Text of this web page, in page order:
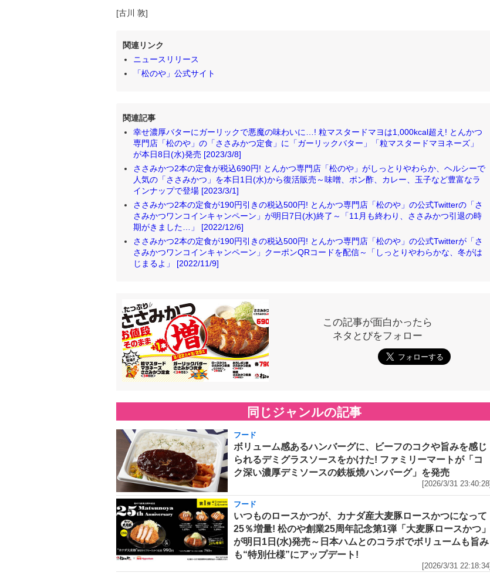
[古川 敦]
関連リンク
ニュースリリース
「松のや」公式サイト
関連記事
幸せ濃厚バターにガーリックで悪魔の味わいに…! 粒マスタードマヨは1,000kcal超え! とんかつ
専門店「松のや」の「ささみかつ定食」に「ガーリックバター」「粒マスタードマヨネーズ」
が本日8日(水)発売 [2023/3/8]
ささみかつ2本の定食が税込690円! とんかつ専門店「松のや」がしっとりやわらか、ヘルシーで
人気の「ささみかつ」を本日1日(水)から復活販売～味噌、ポン酢、カレー、玉子など豊富なラ
インナップで登場 [2023/3/1]
ささみかつ2本の定食が190円引きの税込500円! とんかつ専門店「松のや」の公式Twitterの「さ
さみかつワンコインキャンペーン」が明日7日(水)終了～「11月も終わり、ささみかつ引退の時
期がきました…」 [2022/12/6]
ささみかつ2本の定食が190円引きの税込500円! とんかつ専門店「松のや」の公式Twitterが「さ
さみかつワンコインキャンペーン」クーポンQRコードを配信～「しっとりやわらかな、冬がは
じまるよ」 [2022/11/9]
この記事が面白かったら
ネタとぴをフォロー
同じジャンルの記事
フード
ボリューム感あるハンバーグに、ビーフのコクや旨みを感じ
られるデミグラスソースをかけた! ファミリーマートが「コ
ク深い濃厚デミソースの鉄板焼ハンバーグ」を発売
[2026/3/31 23:40:28]
フード
いつものロースかつが、カナダ産大麦豚ロースかつになって
25％増量! 松のや創業25周年記念第1弾「大麦豚ロースかつ」
が明日1日(水)発売～日本ハムとのコラボでボリュームも旨み
も“特別仕様”にアップデート!
[2026/3/31 22:18:34]